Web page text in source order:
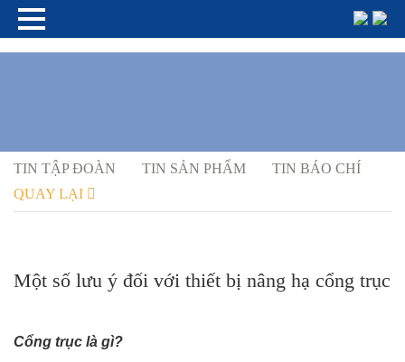
TIN TẬP ĐOÀN TIN SẢN PHẨM
TIN BÁO CHÍ
QUAY LẠI
Một số lưu ý đối với thiết bị nâng hạ cổng trục
Cổng trục là gì?